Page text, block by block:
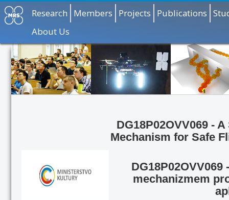
Research Members Projects Publications
About Us
DG18P02OVV069 - A
Mechanism for Safe
DG18P02OVV069
mechanizmem